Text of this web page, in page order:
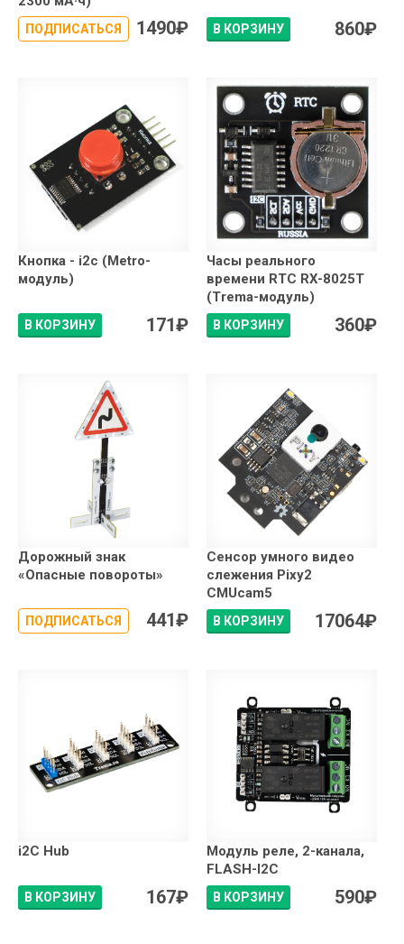
ПОДПИСАТЬСЯ 1490₽ В КОРЗИНУ 860₽
Кнопка - i2c (Metro-
модуль)
В КОРЗИНУ 171₽
Часы реального
времени RTC RX-8025T
(Trema-модуль)
В КОРЗИНУ 360₽
Дорожный знак
«Опасные повороты»
ПОДПИСАТЬСЯ 441₽
Сенсор умного видео
слежения Pixy2
CMUcam5
В КОРЗИНУ 17064₽
i2C Hub
В КОРЗИНУ 167₽
Модуль реле, 2-канала,
FLASH-I2C
В КОРЗИНУ 590₽